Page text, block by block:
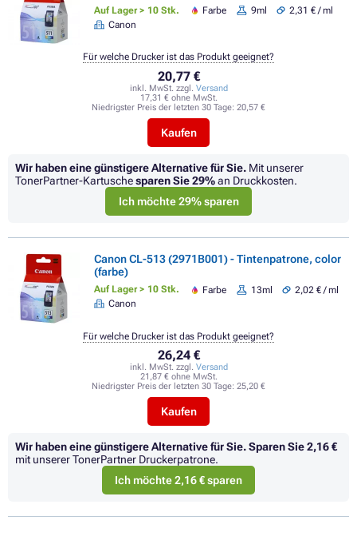
Auf Lager > 10 Stk. Farbe 9ml
2,31 € / ml
Canon
20,77 €
inkl. MwSt. zzgl. Versand
17,31 € ohne MwSt.
Niedrigster Preis der letzten 30 Tage: 20,57 €
Kaufen
Für welche Drucker ist das Produkt geeignet?
Wir haben eine günstigere Alternative für Sie. Mit unserer
TonerPartner-Kartuschesparen Sie29%an Druckkosten.
Ich möchte 29% sparen
Canon CL-513 (2971B001) - Tintenpatrone, color
(farbe)
Auf Lager > 10 Stk. Farbe 13ml
2,02 € / ml
Canon
26,24 €
inkl. MwSt. zzgl. Versand
21,87 € ohne MwSt.
Niedrigster Preis der letzten 30 Tage: 25,20 €
Kaufen
Für welche Drucker ist das Produkt geeignet?
Wir haben eine günstigere Alternative für Sie.Sparen Sie2,16 €
mit unserer TonerPartner Druckerpatrone.
Ich möchte 2,16 € sparen